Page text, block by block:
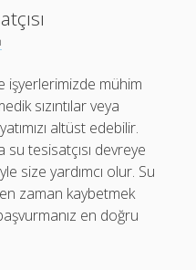
işyerlerimizde mühim
sızıntılar veya
altüst edebilir.
tesisatçısı devreye
size yardımcı olur. Su
zaman kaybetmek
en doğru